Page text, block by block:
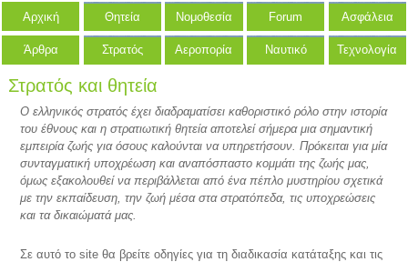
Αρχική Θητεία Νομοθεσία Forum Ασφάλεια
Άρθρα Στρατός Αεροπορία Ναυτικό Τεχνολογία
Στρατός και θητεία
Ο ελληνικός στρατός έχει διαδραματίσει καθοριστικό ρόλο στην ιστορία
του έθνους και η στρατιωτική θητεία αποτελεί σήμερα μια σημαντική
εμπειρία ζωής για όσους καλούνται να υπηρετήσουν. Πρόκειται για μία
συνταγματική υποχρέωση και αναπόσπαστο κομμάτι της ζωής μας,
όμως εξακολουθεί να περιβάλλεται από ένα πέπλο μυστηρίου σχετικά
με την εκπαίδευση, την ζωή μέσα στα στρατόπεδα, τις υποχρεώσεις
και τα δικαιώματά μας.
Σε αυτό το site θα βρείτε οδηγίες για τη διαδικασία κατάταξης και τις